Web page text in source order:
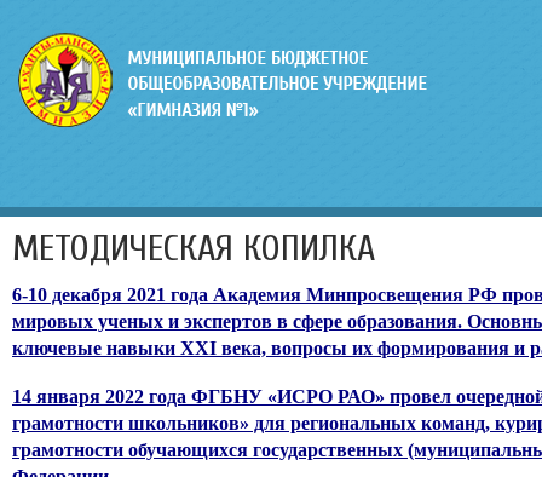
МЕТОДИЧЕСКАЯ КОПИЛКА
6-10 декабря 2021 года Академия Минпросвещения РФ
мировых ученых и экспертов в сфере образования.
ключевые навыки XXI века, вопросы их формирования и
14 января 2022 года ФГБНУ «ИСРО РАО» провел
грамотности школьников» для региональных команд,
грамотности обучающихся государственных